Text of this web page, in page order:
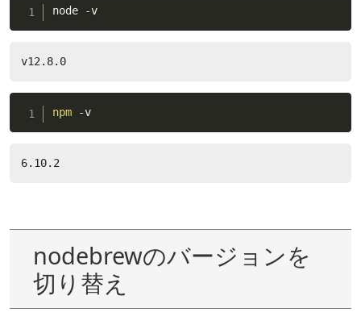
node -v
v12.8.0
npm -v
6.10.2
nodebrewのバージョンを
切り替え